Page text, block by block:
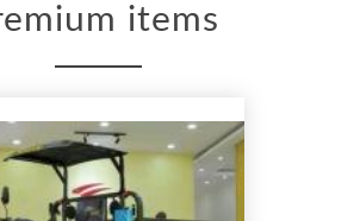
items